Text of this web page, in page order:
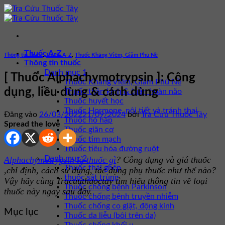
Bỏ
qua
dung
Thuốc A-Z
Thông tin thuốc
Danh mục 1
Thuốc Kháng Viêm, Giảm Phù Nề
Thuốc thần kinh & tuần hoàn não
Thuốc huyết học
Thuốc Hormone, nội tiết và tránh thai
Thuốc hô hấp
Thuốc giãn cơ
Thuốc tim mạch
Thuốc tiêu hóa đường ruột
Danh mục 2
Thuốc thải ghép
thuốc sát trùng
Thuốc chống bệnh Parkinson
Thuốc chống bệnh truyền nhiễm
Thuốc chống co giật, động kinh
Thuốc da liễu (bôi trên da)
Thông tin thuốc,Thuốc A-Z Thuốc Kháng Viêm, Giảm Phù Nề
[ Thuốc Alphachymotrypsin ]: Công
dụng, liều dùng & cách dùng
Đăng vào 26/03/202221/09/2024 bởiTra Cứu Thuốc Tây
Spread the love
Alphachymotrypsin là thuốc gì? Công dụng và giá thuốc
,chỉ định, cách sử dụng, tác dụng phụ thuốc như thế nào?
Vậy hãy cùng Tracuuthuoctay tìm hiểu thông tin về loại
thuốc này ngay sau đây.
Mục lục